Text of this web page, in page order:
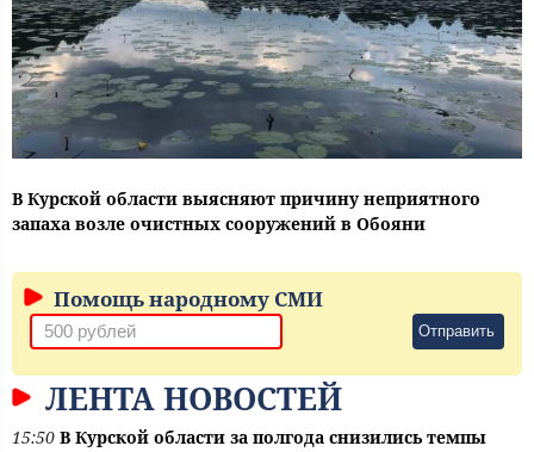
В Курской области выясняют причину неприятного
запаха возле очистных сооружений в Обояни
Помощь народному СМИ
Отправить
ЛЕНТА НОВОСТЕЙ
15:50 В Курской области за полгода снизились темпы